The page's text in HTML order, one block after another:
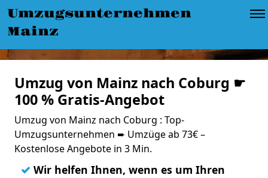
Umzugsunternehmen
Mainz
Umzug von Mainz nach Coburg ☛
100 % Gratis-Angebot
Umzug von Mainz nach Coburg : Top-
Umzugsunternehmen ➨ Umzüge ab 73€ –
Kostenlose Angebote in 3 Min.
✓ Wir helfen Ihnen, wenn es um Ihren